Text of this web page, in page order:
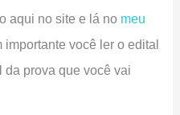
aqui no site e lá no meu
importante você ler o edital
da prova que você vai